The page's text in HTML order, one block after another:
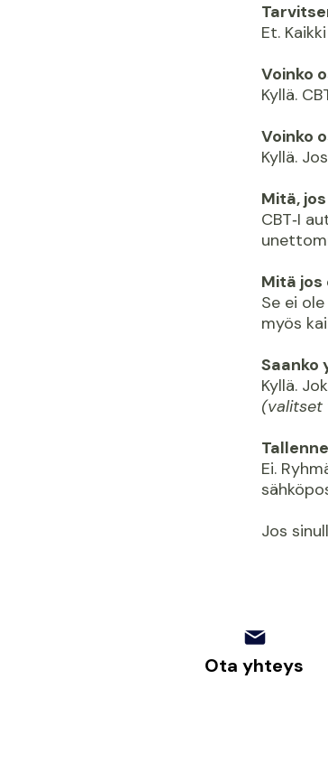
Et.
Voinko
Kyllä.
Voinko
Kyllä.
Mitä,
CBT‑I
Mitä
Se ei
myös
Saanko
Kyllä.
(valitset
Ei.
Jos
Ota yhteys